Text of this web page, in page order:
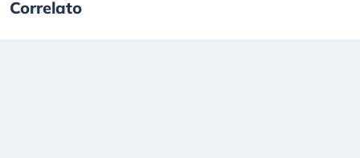
Correlato